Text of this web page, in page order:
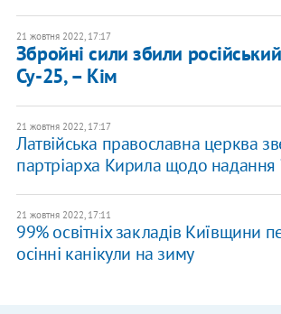
21 жовтня 2022, 17:17
Збройні сили збили
Су-25, – Кім
21 жовтня 2022, 17:17
Латвійська православна церква
партріарха Кирила щодо надання
21 жовтня 2022, 17:11
99% освітніх закладів Київщини
осінні канікули на зиму